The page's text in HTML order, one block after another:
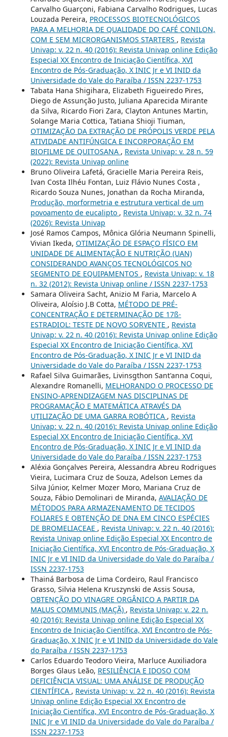
Carvalho Guarçoni, Fabiana Carvalho Rodrigues, Lucas
Louzada Pereira, PROCESSOS BIOTECNOLÓGICOS
PARA A MELHORIA DE QUALIDADE DO CAFÉ CONILON,
COM E SEM MICRORGANISMOS STARTERS , Revista
Univap: v. 22 n. 40 (2016): Revista Univap online Edição
Especial XX Encontro de Iniciação Científica, XVI
Encontro de Pós-Graduação, X INIC Jr e VI INID da
Universidade do Vale do Paraíba / ISSN 2237-1753
Tabata Hana Shigihara, Elizabeth Figueiredo Pires,
Diego de Assunção Justo, Juliana Aparecida Mirante
da Silva, Ricardo Fiori Zara, Clayton Antunes Martin,
Solange Maria Cottica, Tatiana Shioji Tiuman,
OTIMIZAÇÃO DA EXTRAÇÃO DE PRÓPOLIS VERDE PELA
ATIVIDADE ANTIFÚNGICA E INCORPORAÇÃO EM
BIOFILME DE QUITOSANA , Revista Univap: v. 28 n. 59
(2022): Revista Univap online
Bruno Oliveira Lafetá, Gracielle Maria Pereira Reis,
Ivan Costa Ilhéu Fontan, Luiz Flávio Nunes Costa ,
Ricardo Souza Nunes, Jonathan da Rocha Miranda,
Produção, morformetria e estrutura vertical de um
povoamento de eucalipto , Revista Univap: v. 32 n. 74
(2026): Revista Univap
José Ramos Campos, Mônica Glória Neumann Spinelli,
Vivian Ikeda, OTIMIZAÇÃO DE ESPAÇO FÍSICO EM
UNIDADE DE ALIMENTAÇÃO E NUTRIÇÃO (UAN)
CONSIDERANDO AVANÇOS TECNOLÓGICOS NO
SEGMENTO DE EQUIPAMENTOS , Revista Univap: v. 18
n. 32 (2012): Revista Univap online / ISSN 2237-1753
Samara Oliveira Sacht, Anizio M Faria, Marcelo A
Oliveira, Aloísio J.B Cotta, MÉTODO DE PRÉ-
CONCENTRAÇÃO E DETERMINAÇÃO DE 17ß-
ESTRADIOL: TESTE DE NOVO SORVENTE , Revista
Univap: v. 22 n. 40 (2016): Revista Univap online Edição
Especial XX Encontro de Iniciação Científica, XVI
Encontro de Pós-Graduação, X INIC Jr e VI INID da
Universidade do Vale do Paraíba / ISSN 2237-1753
Rafael Silva Guimarães, Livinsgthon Sant'anna Coqui,
Alexandre Romanelli, MELHORANDO O PROCESSO DE
ENSINO-APRENDIZAGEM NAS DISCIPLINAS DE
PROGRAMAÇÃO E MATEMÁTICA ATRAVÉS DA
UTILIZAÇÃO DE UMA GARRA ROBÓTICA , Revista
Univap: v. 22 n. 40 (2016): Revista Univap online Edição
Especial XX Encontro de Iniciação Científica, XVI
Encontro de Pós-Graduação, X INIC Jr e VI INID da
Universidade do Vale do Paraíba / ISSN 2237-1753
Aléxia Gonçalves Pereira, Alessandra Abreu Rodrigues
Vieira, Lucimara Cruz de Souza, Adelson Lemes da
Silva Júnior, Kelmer Mozer Moro, Mariana Cruz de
Souza, Fábio Demolinari de Miranda, AVALIAÇÃO DE
MÉTODOS PARA ARMAZENAMENTO DE TECIDOS
FOLIARES E OBTENÇÃO DE DNA EM CINCO ESPÉCIES
DE BROMELIACEAE , Revista Univap: v. 22 n. 40 (2016):
Revista Univap online Edição Especial XX Encontro de
Iniciação Científica, XVI Encontro de Pós-Graduação, X
INIC Jr e VI INID da Universidade do Vale do Paraíba /
ISSN 2237-1753
Thainá Barbosa de Lima Cordeiro, Raul Francisco
Grasso, Silvia Helena Kruszynski de Assis Sousa,
OBTENÇÃO DO VINAGRE ORGÂNICO A PARTIR DA
MALUS COMMUNIS (MAÇÃ) , Revista Univap: v. 22 n.
40 (2016): Revista Univap online Edição Especial XX
Encontro de Iniciação Científica, XVI Encontro de Pós-
Graduação, X INIC Jr e VI INID da Universidade do Vale
do Paraíba / ISSN 2237-1753
Carlos Eduardo Teodoro Vieira, Marluce Auxiliadora
Borges Glaus Leão, RESILIÊNCIA E IDOSO COM
DEFICIÊNCIA VISUAL: UMA ANÁLISE DE PRODUÇÃO
CIENTÍFICA , Revista Univap: v. 22 n. 40 (2016): Revista
Univap online Edição Especial XX Encontro de
Iniciação Científica, XVI Encontro de Pós-Graduação, X
INIC Jr e VI INID da Universidade do Vale do Paraíba /
ISSN 2237-1753